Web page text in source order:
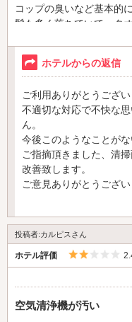
コップの臭いなど基本的に
髪も多く落ちていて タオ
最低な気分で帰宅しまし
ホテルからの返信
ご利用ありがとうござい
不適切な対応で不快な
ん。
今後このようなことがな
ご指摘頂きました、清
改善致します。
ご意見ありがとうござい
投稿者:カルピスさん
ホテル評価 5
空気清浄機が汚い